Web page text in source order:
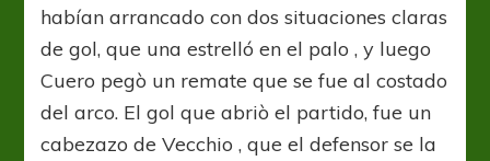
habían arrancado con dos situaciones claras
de gol, que una estrelló en el palo , y luego
Cuero pegò un remate que se fue al costado
del arco. El gol que abriò el partido, fue un
cabezazo de Vecchio , que el defensor se la